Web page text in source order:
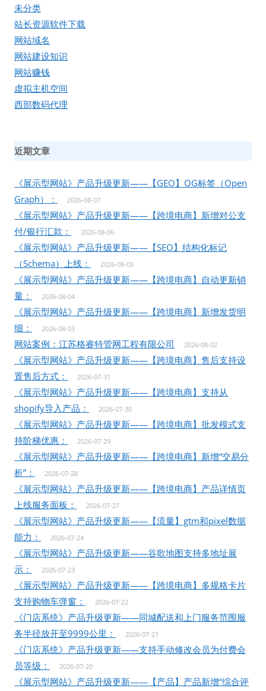
未分类
站长资源软件下载
网站域名
网站建设知识
网站赚钱
虚拟主机空间
西部数码代理
近期文章
《展示型网站》产品升级更新——【GEO】OG标签（Open
Graph）：
2026-08-07
《展示型网站》产品升级更新——【跨境电商】新增对公支
付/银行汇款：
2026-08-06
《展示型网站》产品升级更新——【SEO】结构化标记
（Schema）上线：
2026-08-05
《展示型网站》产品升级更新——【跨境电商】自动更新销
量：
2026-08-04
《展示型网站》产品升级更新——【跨境电商】新增发货明
细：
2026-08-03
网站案例：江苏格睿特管网工程有限公司 2026-08-02
《展示型网站》产品升级更新——【跨境电商】售后支持设
置售后方式：
2026-07-31
《展示型网站》产品升级更新——【跨境电商】支持从
shopify导入产品：
2026-07-30
《展示型网站》产品升级更新——【跨境电商】批发模式支
持阶梯优惠：
2026-07-29
《展示型网站》产品升级更新——【跨境电商】新增“交易分
析”：
2026-07-28
《展示型网站》产品升级更新——【跨境电商】产品详情页
上线服务面板：
2026-07-27
《展示型网站》产品升级更新——【流量】gtm和pixel数据
能力：
2026-07-24
《展示型网站》产品升级更新——谷歌地图支持多地址展
示：
2026-07-23
《展示型网站》产品升级更新——【跨境电商】多规格卡片
支持购物车弹窗：
2026-07-22
《门店系统》产品升级更新——同城配送和上门服务范围服
务半径放开至9999公里：
2026-07-21
《门店系统》产品升级更新——支持手动修改会员为付费会
员等级：
2026-07-20
《展示型网站》产品升级更新——【产品】产品新增“综合评